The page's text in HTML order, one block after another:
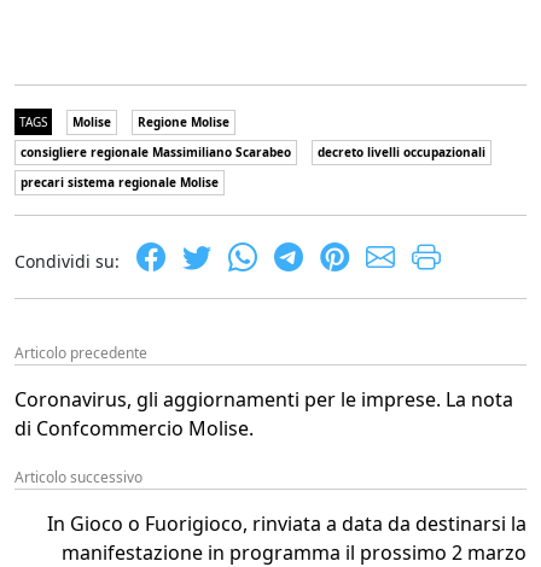
TAGS Molise
Regione Molise
consigliere regionale Massimiliano Scarabeo
decreto livelli occupazionali
precari sistema regionale Molise
Condividi su:
Articolo precedente
Coronavirus, gli aggiornamenti per le imprese. La nota
di Confcommercio Molise.
Articolo successivo
In Gioco o Fuorigioco, rinviata a data da destinarsi la
manifestazione in programma il prossimo 2 marzo